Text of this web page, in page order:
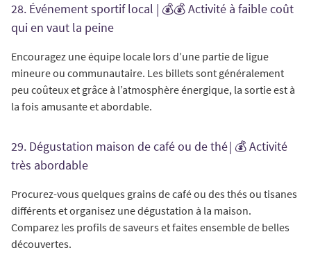
28. Événement sportif local | 💰💰 Activité à faible coût
qui en vaut la peine
Encouragez une équipe locale lors d’une partie de ligue
mineure ou communautaire. Les billets sont généralement
peu coûteux et grâce à l’atmosphère énergique, la sortie est à
la fois amusante et abordable.
29. Dégustation maison de café ou de thé | 💰 Activité
très abordable
Procurez-vous quelques grains de café ou des thés ou tisanes
différents et organisez une dégustation à la maison.
Comparez les profils de saveurs et faites ensemble de belles
découvertes.